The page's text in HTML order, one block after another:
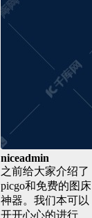
niceadmin
之前给大家介绍了
picgo和免费的图床
神器。我们本可以
开开心心的进行